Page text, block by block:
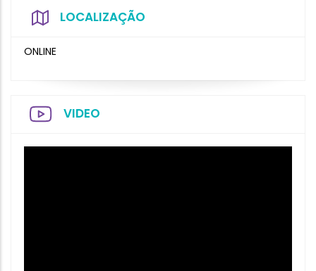
LOCALIZAÇÃO
ONLINE
VIDEO